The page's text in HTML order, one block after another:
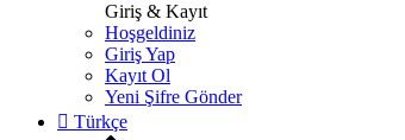
Giriş & Kayıt
Hoşgeldiniz
Giriş Yap
Kayıt Ol
Yeni Şifre Gönder
Türkçe